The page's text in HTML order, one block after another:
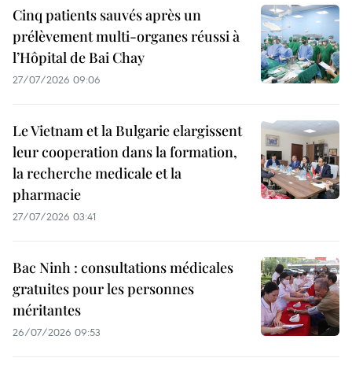
Cinq patients sauvés après un
prélèvement multi-organes réussi à
l’Hôpital de Bai Chay
27/07/2026 09:06
Le Vietnam et la Bulgarie elargissent
leur cooperation dans la formation,
la recherche medicale et la
pharmacie
27/07/2026 03:41
Bac Ninh : consultations médicales
gratuites pour les personnes
méritantes
26/07/2026 09:53